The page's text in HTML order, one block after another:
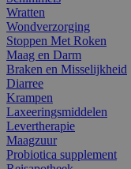
Wratten
Wondverzorging
Stoppen Met Roken
Maag en Darm
Braken en Misselijkheid
Diarree
Krampen
Laxeeringsmiddelen
Levertherapie
Maagzuur
Probiotica supplement